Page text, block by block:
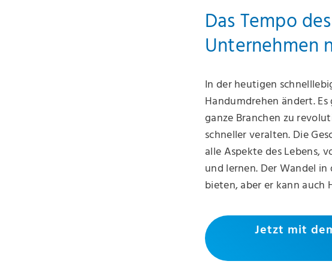
Das Tempo
Unternehmen
In der heutigen
Handumdrehen ändert.
ganze Branchen zu
schneller veralten. Die
alle Aspekte des Lebens,
und lernen. Der Wandel
bieten, aber er kann auch
Jetzt mit